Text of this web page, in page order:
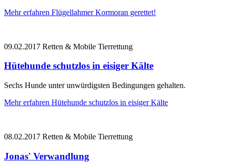
Mehr erfahren Flügellahmer Kormoran gerettet!
09.02.2017 Retten & Mobile Tierrettung
Hütehunde schutzlos in eisiger Kälte
Sechs Hunde unter unwürdigsten Bedingungen gehalten.
Mehr erfahren Hütehunde schutzlos in eisiger Kälte
08.02.2017 Retten & Mobile Tierrettung
Jonas' Verwandlung